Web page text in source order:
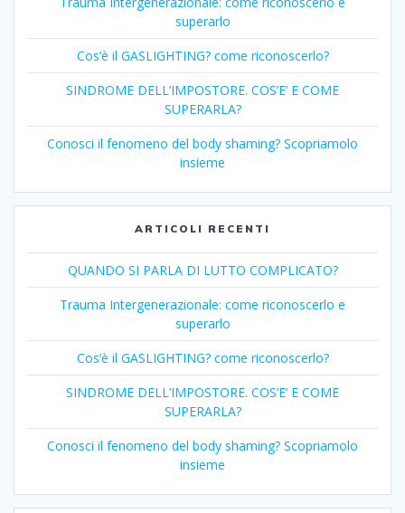
superarlo
Cos’è il GASLIGHTING? come riconoscerlo?
SINDROME DELL’IMPOSTORE. COS’E’ E COME
SUPERARLA?
Conosci il fenomeno del body shaming? Scopriamolo
insieme
ARTICOLI RECENTI
QUANDO SI PARLA DI LUTTO COMPLICATO?
Trauma Intergenerazionale: come riconoscerlo e
superarlo
Cos’è il GASLIGHTING? come riconoscerlo?
SINDROME DELL’IMPOSTORE. COS’E’ E COME
SUPERARLA?
Conosci il fenomeno del body shaming? Scopriamolo
insieme